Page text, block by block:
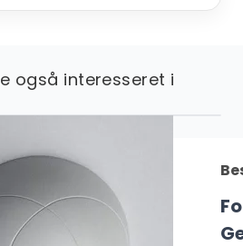
også interesseret i